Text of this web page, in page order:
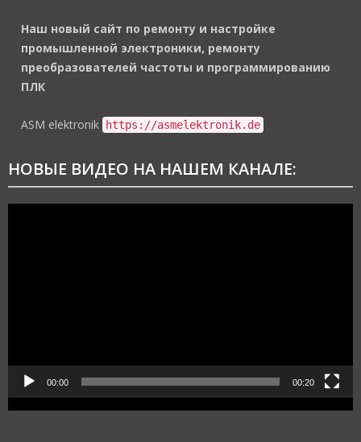
Наш новый сайт по ремонту и настройке
промышленной электроники, ремонту
преобразователей частоты и программированию
ПЛК
ASM elektronik https://asmelektronik.de
НОВЫЕ ВИДЕО НА НАШЕМ КАНАЛЕ:
00:00 00:20